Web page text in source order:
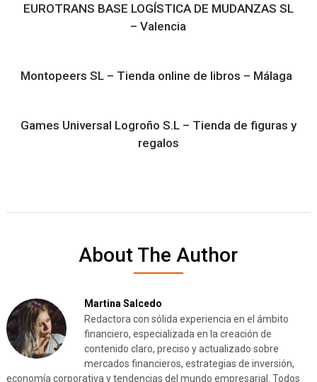
EUROTRANS BASE LOGÍSTICA DE MUDANZAS SL
– Valencia
Montopeers SL – Tienda online de libros – Málaga
Games Universal Logroño S.L – Tienda de figuras y
regalos
About The Author
Martina Salcedo
Redactora con sólida experiencia en el ámbito
financiero, especializada en la creación de
contenido claro, preciso y actualizado sobre
mercados financieros, estrategias de inversión,
economía corporativa y tendencias del mundo empresarial. Todos